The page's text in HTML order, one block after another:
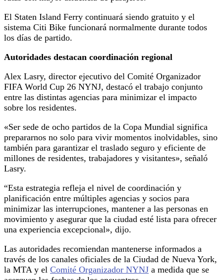
El Staten Island Ferry continuará siendo gratuito y el
sistema Citi Bike funcionará normalmente durante todos
los días de partido.
Autoridades destacan coordinación regional
Alex Lasry, director ejecutivo del Comité Organizador
FIFA World Cup 26 NYNJ, destacó el trabajo conjunto
entre las distintas agencias para minimizar el impacto
sobre los residentes.
«Ser sede de ocho partidos de la Copa Mundial significa
prepararnos no solo para vivir momentos inolvidables, sino
también para garantizar el traslado seguro y eficiente de
millones de residentes, trabajadores y visitantes», señaló
Lasry.
“Esta estrategia refleja el nivel de coordinación y
planificación entre múltiples agencias y socios para
minimizar las interrupciones, mantener a las personas en
movimiento y asegurar que la ciudad esté lista para ofrecer
una experiencia excepcional», dijo.
Las autoridades recomiendan mantenerse informados a
través de los canales oficiales de la Ciudad de Nueva York,
la MTA y el Comité Organizador NYNJ a medida que se